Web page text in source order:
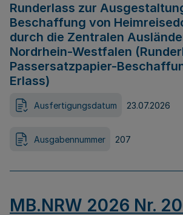
Runderlass zur
Beschaffung von
durch die Zentralen
Nordrhein-Westfalen
Passersatzpapier-
Erlass)
Ausfertigungsdatum 23.07.2026
Ausgabennummer 207
MB.NRW 2026 Nr.